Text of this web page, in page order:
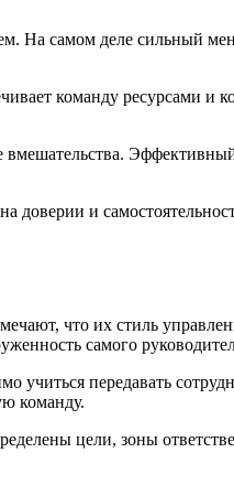
На самом деле сильный
команду ресурсами
и
что их стиль
самого
передавать
команду.
цели, зоны